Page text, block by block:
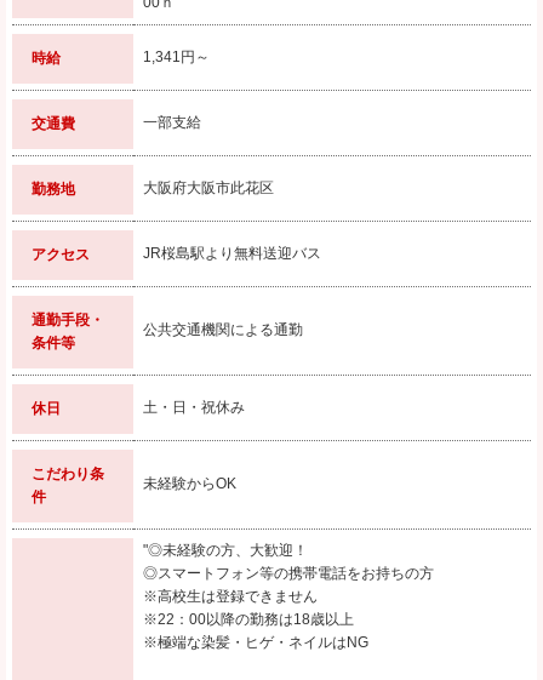
時給 1,341円～
交通費 一部支給
勤務地 大阪府大阪市此花区
アクセス JR桜島駅より無料送迎バス
通勤手段・
条件等
公共交通機関による通勤
休日 土・日・祝休み
こだわり条
件
未経験からOK
"◎未経験の方、大歓迎！
◎スマートフォン等の携帯電話をお持ちの方
※高校生は登録できません
※22：00以降の勤務は18歳以上
※極端な染髪・ヒゲ・ネイルはNG